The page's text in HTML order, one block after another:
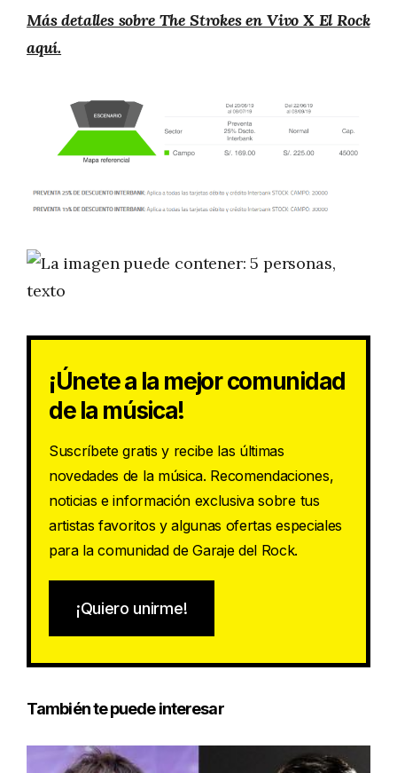
Más detalles sobre The Strokes en Vivo X El Rock
aquí.
¡Únete a la mejor comunidad
de la música!
Suscríbete gratis y recibe las últimas
novedades de la música. Recomendaciones,
noticias e información exclusiva sobre tus
artistas favoritos y algunas ofertas especiales
para la comunidad de Garaje del Rock.
¡Quiero unirme!
También te puede interesar